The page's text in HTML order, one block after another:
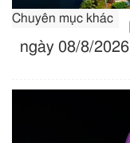
Chuyên mục khác
ngày 08/8/2026